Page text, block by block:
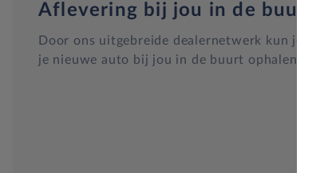
Aflevering bij jou in de buurt
Door ons uitgebreide dealernetwerk kun je altijd
je nieuwe auto bij jou in de buurt ophalen.